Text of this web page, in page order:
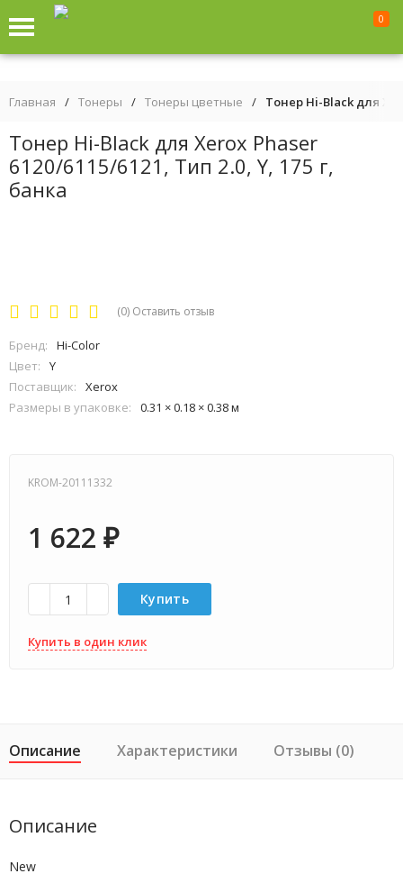
0
Главная / Тонеры / Тонеры цветные / Тонер Hi-Black для
Тонер Hi-Black для Xerox Phaser
6120/6115/6121, Тип 2.0, Y, 175 г,
банка
(0) Оставить отзыв
Бренд:
Hi-Color
Цвет:
Y
Поставщик:
Xerox
Размеры в упаковке:
0.31 × 0.18 × 0.38 м
KROM-20111332
1 622 ₽
Купить
Купить в один клик
Описание Характеристики Отзывы (0)
Описание
New